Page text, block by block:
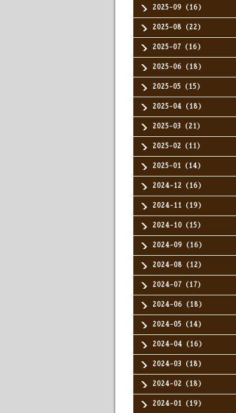
2025-09（16）
2025-08（22）
2025-07（16）
2025-06（18）
2025-05（15）
2025-04（18）
2025-03（21）
2025-02（11）
2025-01（14）
2024-12（16）
2024-11（19）
2024-10（15）
2024-09（16）
2024-08（12）
2024-07（17）
2024-06（18）
2024-05（14）
2024-04（16）
2024-03（18）
2024-02（18）
2024-01（19）